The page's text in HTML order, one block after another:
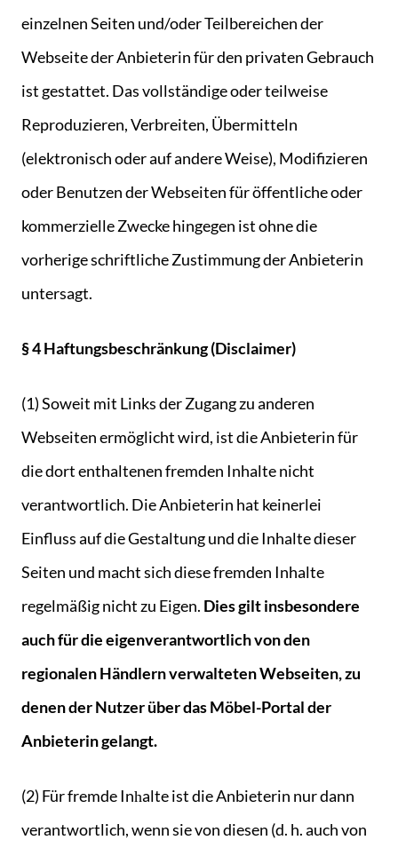
einzelnen Seiten und/oder Teilbereichen der
Webseite der Anbieterin für den privaten Gebrauch
ist gestattet. Das vollständige oder teilweise
Reproduzieren, Verbreiten, Übermitteln
(elektronisch oder auf andere Weise), Modifizieren
oder Benutzen der Webseiten für öffentliche oder
kommerzielle Zwecke hingegen ist ohne die
vorherige schriftliche Zustimmung der Anbieterin
untersagt.
§ 4 Haftungsbeschränkung (Disclaimer)
(1) Soweit mit Links der Zugang zu anderen
Webseiten ermöglicht wird, ist die Anbieterin für
die dort enthaltenen fremden Inhalte nicht
verantwortlich. Die Anbieterin hat keinerlei
Einfluss auf die Gestaltung und die Inhalte dieser
Seiten und macht sich diese fremden Inhalte
regelmäßig nicht zu Eigen. Dies gilt insbesondere
auch für die eigenverantwortlich von den
regionalen Händlern verwalteten Webseiten, zu
denen der Nutzer über das Möbel-Portal der
Anbieterin gelangt.
(2) Für fremde Inһalte ist die Anbieterin nur dann
verantwortlich, wenn sie von diesen (d. h. auch von